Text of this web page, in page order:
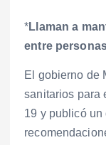
*Llaman a
entre
El gobierno de
sanitarios para
19 y publicó